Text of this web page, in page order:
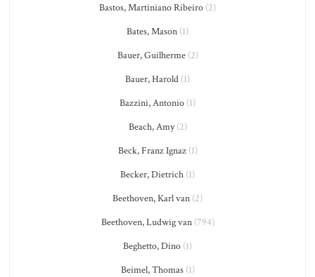
Bastos, Martiniano Ribeiro (2)
Bates, Mason (1)
Bauer, Guilherme(2)
Bauer, Harold (1)
Bazzini, Antonio (1)
Beach, Amy(2)
Beck, Franz Ignaz(1)
Becker, Dietrich (1)
Beethoven, Karl van (2)
Beethoven, Ludwig van(794)
Beghetto, Dino (1)
Beimel, Thomas(1)